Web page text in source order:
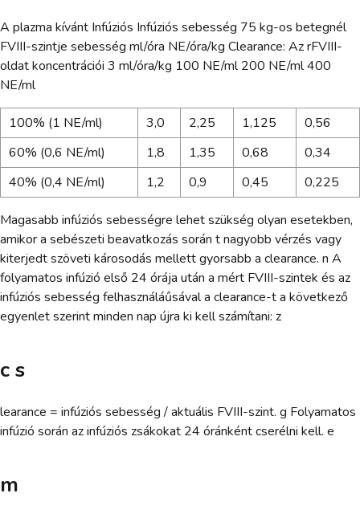
A plazma kívánt Infúziós Infúziós sebesség 75 kg-os betegnél
FVIII-szintje sebesség ml/óra NE/óra/kg Clearance: Az rFVIII-
oldat koncentrációi 3 ml/óra/kg 100 NE/ml 200 NE/ml 400
NE/ml
100% (1 NE/ml) 3,0 2,25 1,125
0,56
60% (0,6 NE/ml)
1,8 1,35 0,68
0,34
40% (0,4 NE/ml)
1,2 0,9 0,45 0,225
Magasabb infúziós sebességre lehet szükség olyan esetekben,
amikor a sebészeti beavatkozás során t nagyobb vérzés vagy
kiterjedt szöveti károsodás mellett gyorsabb a clearance. n A
folyamatos infúzió első 24 órája után a mért FVIII-szintek és az
infúziós sebesség felhasználáűsával a clearance-t a következő
egyenlet szerint minden nap újra ki kell számítani: z
c s
learance = infúziós sebesség / aktuális FVIII-szint. g Folyamatos
infúzió során az infúziós zsákokat 24 óránként cserélni kell. e
m